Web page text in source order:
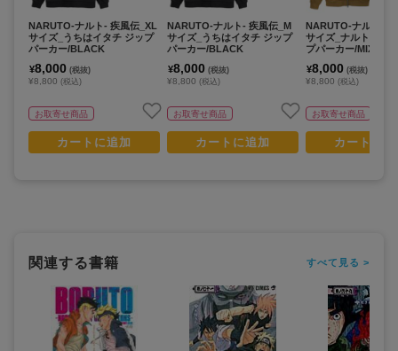
NARUTO-ナルト- 疾風伝_XL
サイズ_うちはイタチ ジップ
パーカー/BLACK
¥8,000 (税抜)
¥8,800 (税込)
お取寄せ商品
カートに追加
NARUTO-ナルト- 疾風伝_M
サイズ_うちはイタチ ジップ
パーカー/BLACK
¥8,000 (税抜)
¥8,800 (税込)
お取寄せ商品
カートに追加
NARUTO-ナルト-
サイズ_ナルト&サ
プパーカー/MIX
¥8,000 (税抜)
¥8,800 (税込)
お取寄せ商品
カートに
関連する書籍 すべて見る >